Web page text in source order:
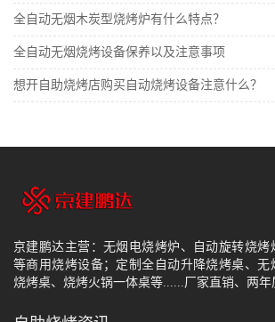
全自动无烟木炭型烧烤炉有什么特点？
全自动无烟烧烤设备保养以及注意事项
想开自助烧烤店购买自动烧烤设备注意什么？
京建鹏达主营：无烟电烧烤炉、自动旋转烧烤
等商用烧烤设备；定制全自动升降烧烤桌、无
烧烤桌、烧烤火锅一体桌等......厂家直销、两年